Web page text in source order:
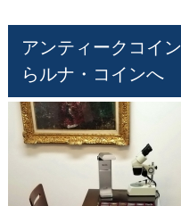
アンティークコイ
らルナ・コインへ